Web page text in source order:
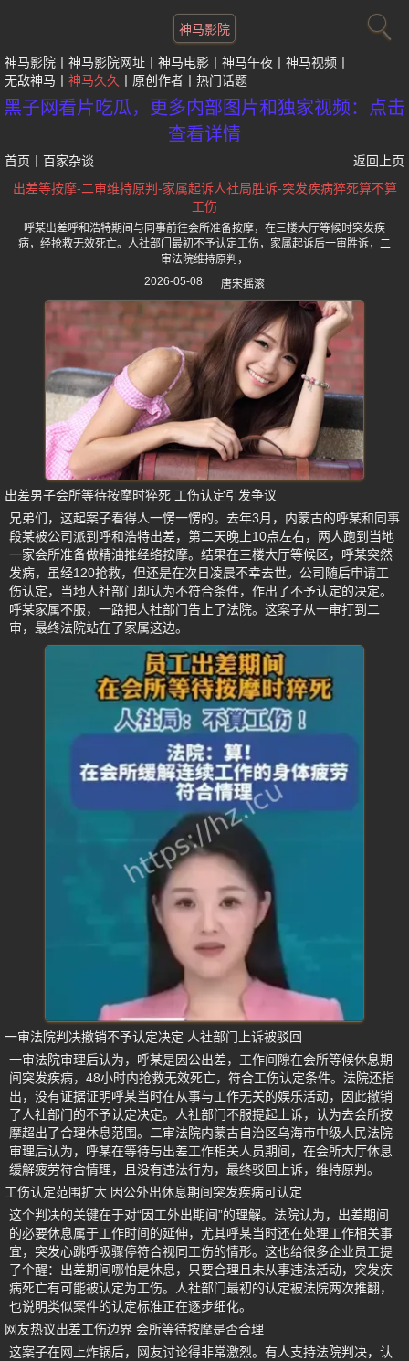
神马影院
神马影院 神马影院网址 神马电影 神马午夜
神马视频
无敌神马
神马久久 原创作者 热门话题
黑子网看片吃瓜，更多内部图片和独家视频：点击
查看详情
首页 百家杂谈
返回上页
出差等按摩-二审维持原判-家属起诉人社局胜诉-突发疾病猝死算不算
工伤
呼某出差呼和浩特期间与同事前往会所准备按摩，在三楼大厅等候时突发疾
病，经抢救无效死亡。人社部门最初不予认定工伤，家属起诉后一审胜诉，二
审法院维持原判，
2026-05-08
唐宋摇滚
出差男子会所等待按摩时猝死 工伤认定引发争议
兄弟们，这起案子看得人一愣一愣的。去年3月，内蒙古的呼某和同事
段某被公司派到呼和浩特出差，第二天晚上10点左右，两人跑到当地
一家会所准备做精油推经络按摩。结果在三楼大厅等候区，呼某突然
发病，虽经120抢救，但还是在次日凌晨不幸去世。公司随后申请工
伤认定，当地人社部门却认为不符合条件，作出了不予认定的决定。
呼某家属不服，一路把人社部门告上了法院。这案子从一审打到二
审，最终法院站在了家属这边。
一审法院判决撤销不予认定决定 人社部门上诉被驳回
一审法院审理后认为，呼某是因公出差，工作间隙在会所等候休息期
间突发疾病，48小时内抢救无效死亡，符合工伤认定条件。法院还指
出，没有证据证明呼某当时在从事与工作无关的娱乐活动，因此撤销
了人社部门的不予认定决定。人社部门不服提起上诉，认为去会所按
摩超出了合理休息范围。二审法院内蒙古自治区乌海市中级人民法院
审理后认为，呼某在等待与出差工作相关人员期间，在会所大厅休息
缓解疲劳符合情理，且没有违法行为，最终驳回上诉，维持原判。
工伤认定范围扩大 因公外出休息期间突发疾病可认定
这个判决的关键在于对“因工外出期间”的理解。法院认为，出差期间
的必要休息属于工作时间的延伸，尤其呼某当时还在处理工作相关事
宜，突发心跳呼吸骤停符合视同工伤的情形。这也给很多企业员工提
了个醒：出差期间哪怕是休息，只要合理且未从事违法活动，突发疾
病死亡有可能被认定为工伤。人社部门最初的认定被法院两次推翻，
也说明类似案件的认定标准正在逐步细化。
网友热议出差工伤边界 会所等待按摩是否合理
这案子在网上炸锅后，网友讨论得非常激烈。有人支持法院判决，认